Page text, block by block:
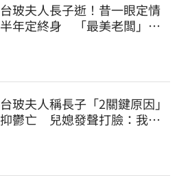
台玻夫人長子逝！昔一眼定情
半年定終身 「最美老闆」手
台玻夫人稱長子「2關鍵原因」
抑鬱亡 兒媳發聲打臉：我從